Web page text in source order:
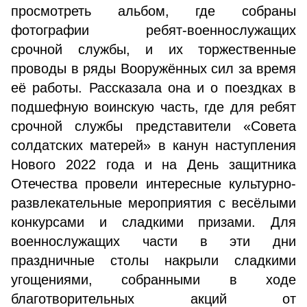
просмотреть альбом, где собраны
фотографии ребят-военнослужащих
срочной службы, и их торжественные
проводы в ряды Вооружённых сил за время
её работы. Рассказала она и о поездках в
подшефную воинскую часть, где для ребят
срочной службы представители «Совета
солдатских матерей» в канун наступления
Нового 2022 года и на День защитника
Отечества провели интересные культурно-
развлекательные мероприятия с весёлыми
конкурсами и сладкими призами. Для
военнослужащих части в эти дни
праздничные столы накрыли сладкими
угощениями, собранными в ходе
благотворительных акций от